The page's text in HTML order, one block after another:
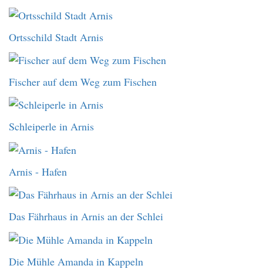
Ortsschild Stadt Arnis
Fischer auf dem Weg zum Fischen
Schleiperle in Arnis
Arnis - Hafen
Das Fährhaus in Arnis an der Schlei
Die Mühle Amanda in Kappeln